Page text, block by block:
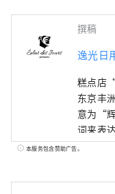
撰稿
逸光日
糕点店
东京丰
意为“
词来表
特殊场
本服务包含赞助广告。